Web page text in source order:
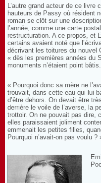
L’autre grand acteur de ce livre
hauteurs de Passy où résident
roman se clôt sur une
l’année, comme une carte
restructuration. A ce propos, et
certains avaient noté que
décrivant les toitures du nouvel
« dès les premières années du
monuments n’étaient point
« Pourquoi donc sa mère ne
trouvait, dans cette eau qui lui
d’être dehors. On devait être
derrière le voile de l’averse, la
trottoir. On ne pouvait pas dire,
elles paraissaient joliment
emmenait les petites filles,
Pourquoi n’avait-on pas voulu ?